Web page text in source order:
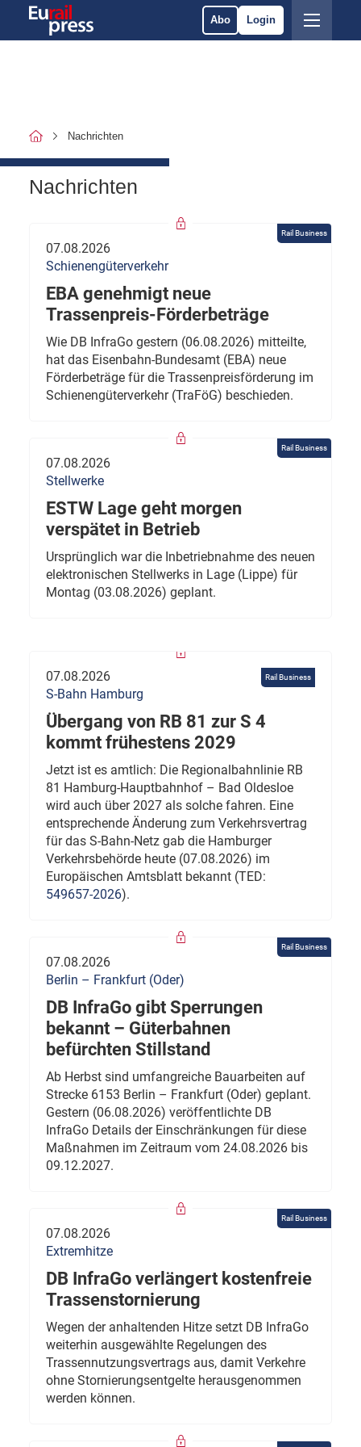
Abo Login
Nachrichten
Nachrichten
Rail Business
07.08.2026
Schienengüterverkehr
EBA genehmigt neue
Trassenpreis-Förderbeträge
Wie DB InfraGo gestern (06.08.2026) mitteilte,
hat das Eisenbahn-Bundesamt (EBA) neue
Förderbeträge für die Trassenpreisförderung im
Schienengüterverkehr (TraFöG) beschieden.
Rail Business
07.08.2026
Stellwerke
ESTW Lage geht morgen
verspätet in Betrieb
Ursprünglich war die Inbetriebnahme des neuen
elektronischen Stellwerks in Lage (Lippe) für
Montag (03.08.2026) geplant.
Rail Business
07.08.2026
S-Bahn Hamburg
Übergang von RB 81 zur S 4
kommt frühestens 2029
Jetzt ist es amtlich: Die Regionalbahnlinie RB
81 Hamburg-Hauptbahnhof – Bad Oldesloe
wird auch über 2027 als solche fahren. Eine
entsprechende Änderung zum Verkehrsvertrag
für das S-Bahn-Netz gab die Hamburger
Verkehrsbehörde heute (07.08.2026) im
Europäischen Amtsblatt bekannt (TED:
549657-2026).
Rail Business
07.08.2026
Berlin – Frankfurt (Oder)
DB InfraGo gibt Sperrungen
bekannt – Güterbahnen
befürchten Stillstand
Ab Herbst sind umfangreiche Bauarbeiten auf
Strecke 6153 Berlin – Frankfurt (Oder) geplant.
Gestern (06.08.2026) veröffentlichte DB
InfraGo Details der Einschränkungen für diese
Maßnahmen im Zeitraum vom 24.08.2026 bis
09.12.2027.
Rail Business
07.08.2026
Extremhitze
DB InfraGo verlängert kostenfreie
Trassenstornierung
Wegen der anhaltenden Hitze setzt DB InfraGo
weiterhin ausgewählte Regelungen des
Trassennutzungsvertrags aus, damit Verkehre
ohne Stornierungsentgelte herausgenommen
werden können.